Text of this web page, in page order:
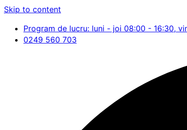
Skip to content
Program de lucru: luni - joi 08:00 - 16:30,
0249 560 703